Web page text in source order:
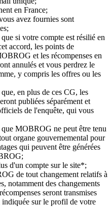
en France;
avez fournies sont
si votre compte est résilié en
accord, les points de
et les récompenses en
annulés et vous perdrez le
y compris les offres ou les
en plus de ces CG, les
publiées séparément et
de l'enquête, qui vous
MOBROG ne peut être tenu
organe gouvernemental pour
qui peuvent être générées
d'un compte sur le site*;
de tout changement relatifs à
notamment des changements
seront transmises
indiquée sur le profil de votre